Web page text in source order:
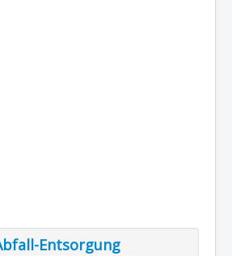
Entsorgung